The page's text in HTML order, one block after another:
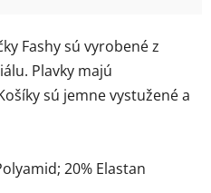
Fashy sú vyrobené z
Plavky majú
sú jemne vystužené a
20% Elastan